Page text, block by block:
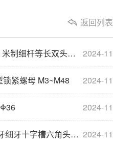
返回列表
2024-11
长双头螺柱 M6~M100
2024-11
紧螺母 M3~M48
2024-11
2024-11
角头割尾自攻螺钉 #8~3/8